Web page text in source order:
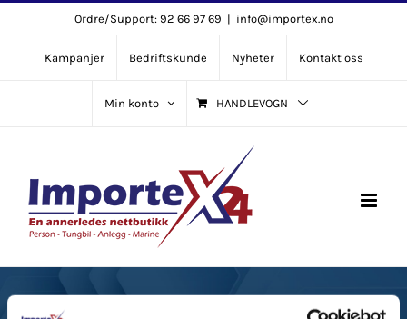
content
Ordre/Support: 92 66 97 69 | info@importex.no
Kampanjer Bedriftskunde Nyheter Kontakt oss
Min konto HANDLEVOGN